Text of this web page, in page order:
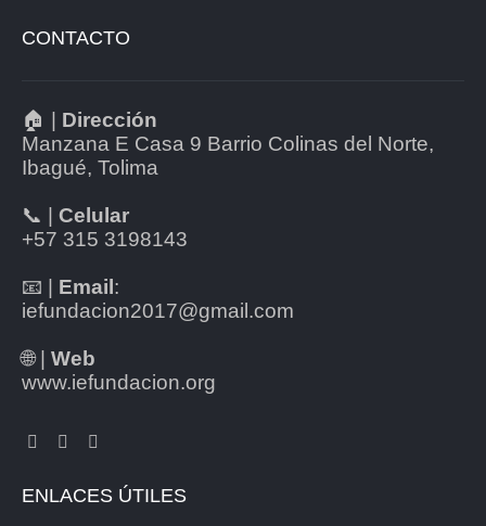
CONTACTO
🏠 | Dirección
Manzana E Casa 9 Barrio Colinas del Norte,
Ibagué, Tolima
📞 | Celular
+57 315 3198143
📧 | Email :
iefundacion2017@gmail.com
🌐 | Web
www.iefundacion.org
ENLACES ÚTILES